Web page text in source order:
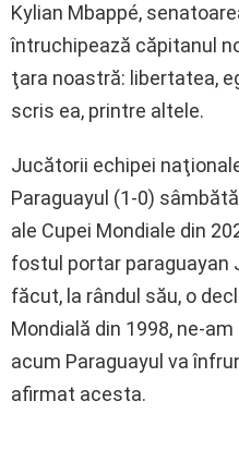
Kylian Mbappé,
întruchipează căpitanul
ţara noastră: libertatea,
scris ea, printre altele.
Jucătorii echipei
Paraguayul (1-0)
ale Cupei Mondiale din
fostul portar paraguayan
făcut, la rândul său, o
Mondială din 1998, ne-
acum Paraguayul va
afirmat acesta.